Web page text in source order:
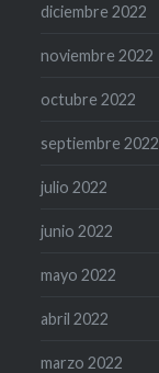
diciembre 2022
noviembre 2022
octubre 2022
septiembre 2022
julio 2022
junio 2022
mayo 2022
abril 2022
marzo 2022